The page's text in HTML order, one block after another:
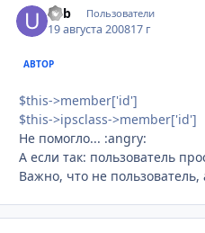
u4b Пользователи
19 августа 200817 г
АВТОР
$this->member['id']
$this->ipsclass->member['id']
Не помогло... :angry:
А если так: пользователь
Важно, что не